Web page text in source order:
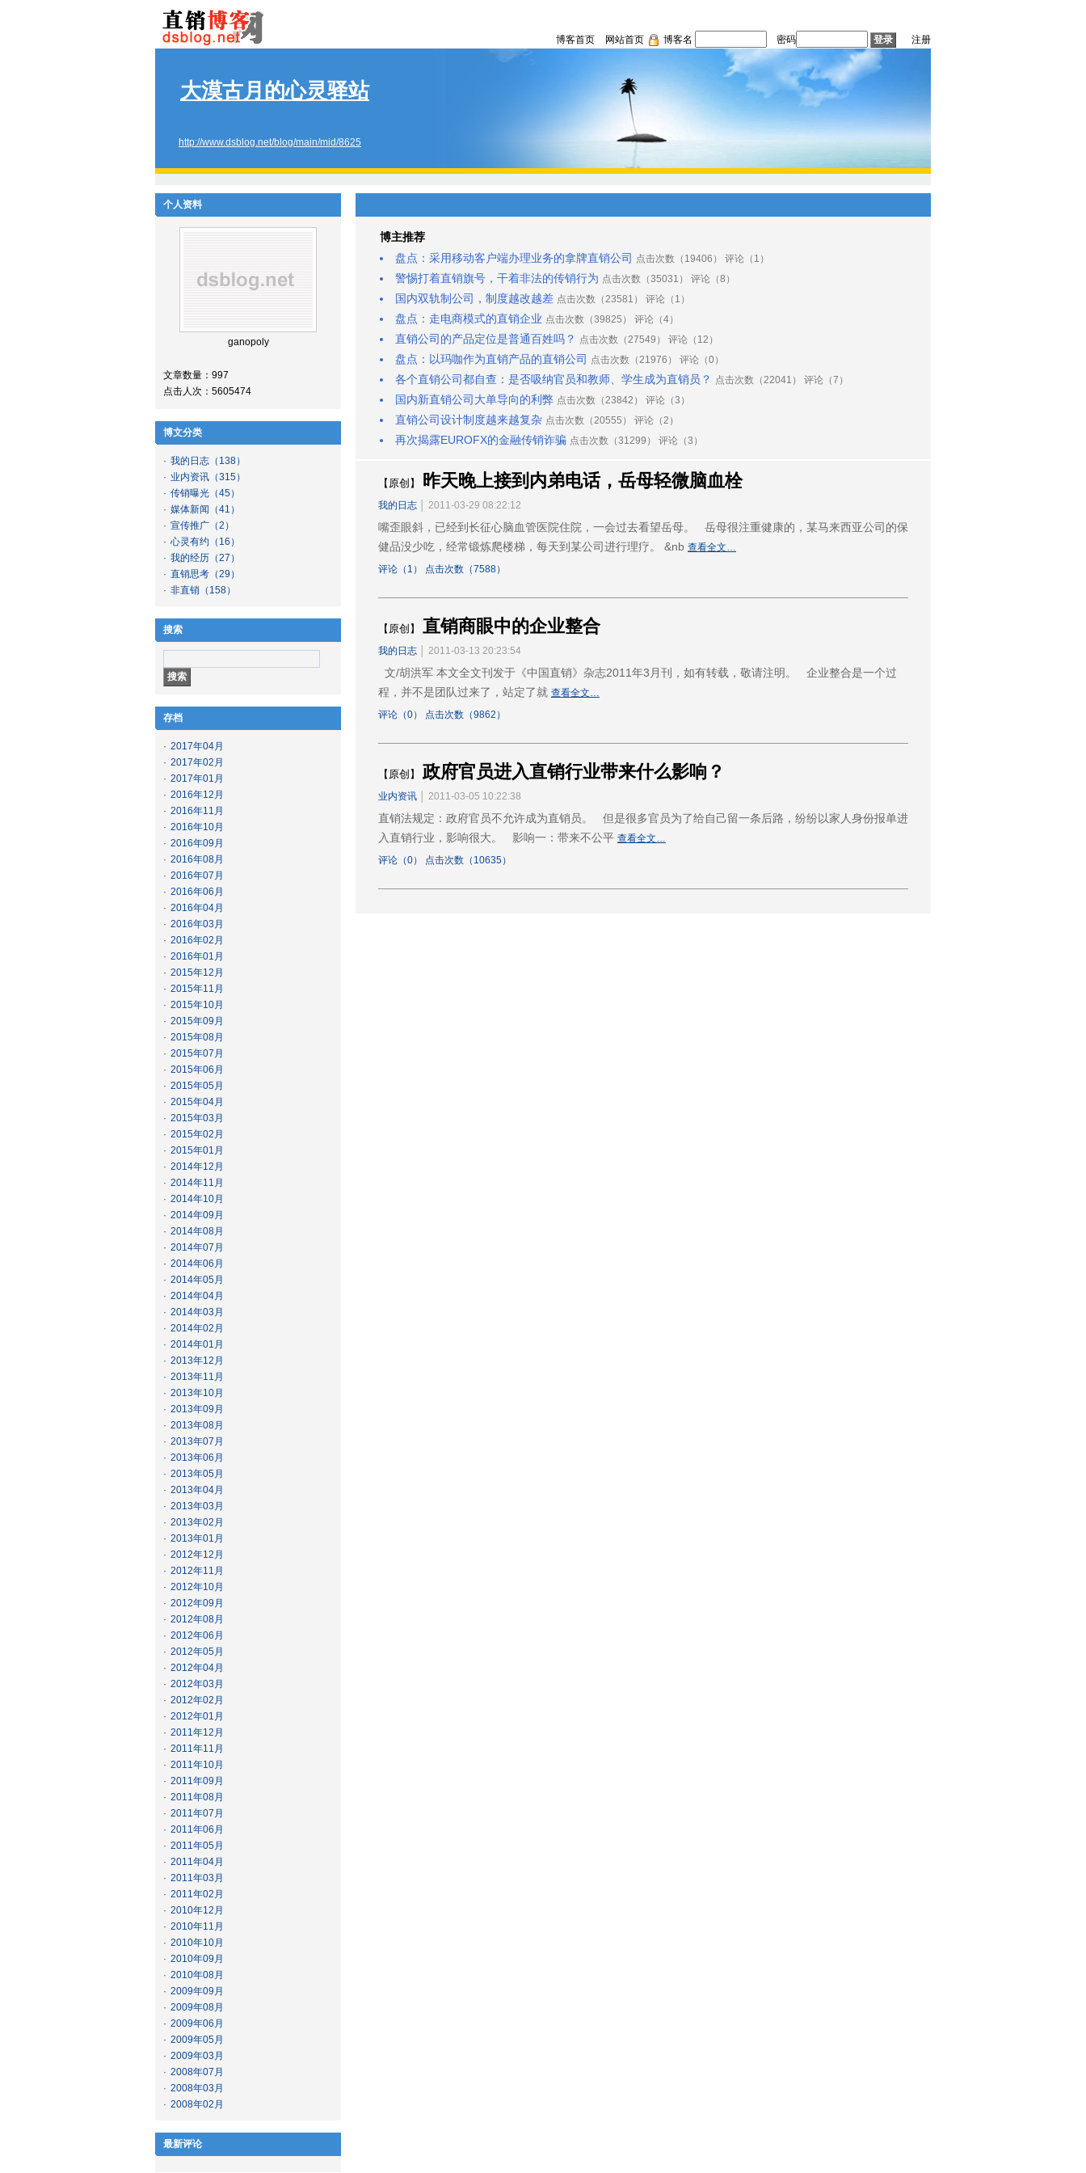
博客首页 网站首页 博客名 密码 注册
大漠古月的心灵驿站
http://www.dsblog.net/blog/main/mid/8625
个人资料
ganopoly
文章数量：997
点击人次：5605474
博文分类
· 我的日志 （138）
· 业内资讯 （315）
· 传销曝光 （45）
· 媒体新闻 （41）
· 宣传推广 （2）
· 心灵有约 （16）
· 我的经历 （27）
· 直销思考 （29）
· 非直销 （158）
搜索
存档
· 2017年04月
· 2017年02月
· 2017年01月
· 2016年12月
· 2016年11月
· 2016年10月
· 2016年09月
· 2016年08月
· 2016年07月
· 2016年06月
· 2016年04月
· 2016年03月
· 2016年02月
· 2016年01月
· 2015年12月
· 2015年11月
· 2015年10月
· 2015年09月
· 2015年08月
· 2015年07月
· 2015年06月
· 2015年05月
· 2015年04月
· 2015年03月
· 2015年02月
· 2015年01月
· 2014年12月
· 2014年11月
· 2014年10月
· 2014年09月
· 2014年08月
· 2014年07月
· 2014年06月
· 2014年05月
· 2014年04月
· 2014年03月
· 2014年02月
· 2014年01月
· 2013年12月
· 2013年11月
· 2013年10月
· 2013年09月
· 2013年08月
· 2013年07月
· 2013年06月
· 2013年05月
· 2013年04月
· 2013年03月
· 2013年02月
· 2013年01月
· 2012年12月
· 2012年11月
· 2012年10月
· 2012年09月
· 2012年08月
· 2012年06月
· 2012年05月
· 2012年04月
· 2012年03月
· 2012年02月
· 2012年01月
· 2011年12月
· 2011年11月
· 2011年10月
· 2011年09月
· 2011年08月
· 2011年07月
· 2011年06月
· 2011年05月
· 2011年04月
· 2011年03月
· 2011年02月
· 2010年12月
· 2010年11月
· 2010年10月
· 2010年09月
· 2010年08月
· 2009年09月
· 2009年08月
· 2009年06月
· 2009年05月
· 2009年03月
· 2008年07月
· 2008年03月
· 2008年02月
最新评论
博主推荐
盘点：采用移动客户端办理业务的拿牌直销公司 点击次数（19406） 评论（1）
警惕打着直销旗号，干着非法的传销行为 点击次数（35031） 评论（8）
国内双轨制公司，制度越改越差 点击次数（23581） 评论（1）
盘点：走电商模式的直销企业 点击次数（39825） 评论（4）
直销公司的产品定位是普通百姓吗？ 点击次数（27549） 评论（12）
盘点：以玛咖作为直销产品的直销公司 点击次数（21976） 评论（0）
各个直销公司都自查：是否吸纳官员和教师、学生成为直销员？ 点击次数（22041） 评论（7）
国内新直销公司大单导向的利弊 点击次数（23842） 评论（3）
直销公司设计制度越来越复杂 点击次数（20555） 评论（2）
再次揭露EUROFX的金融传销诈骗 点击次数（31299） 评论（3）
【原创】 昨天晚上接到内弟电话，岳母轻微脑血栓
我的日志 │ 2011-03-29 08:22:12
嘴歪眼斜，已经到长征心脑血管医院住院，一会过去看望岳母。 岳母很注重健康的，某马来西亚公司的保
健品没少吃，经常锻炼爬楼梯，每天到某公司进行理疗。 &nb 查看全文…
评论（1） 点击次数（7588）
【原创】 直销商眼中的企业整合
我的日志 │ 2011-03-13 20:23:54
文/胡洪军 本文全文刊发于《中国直销》杂志2011年3月刊，如有转载，敬请注明。 企业整合是一个过
程，并不是团队过来了，站定了就 查看全文…
评论（0） 点击次数（9862）
【原创】 政府官员进入直销行业带来什么影响？
业内资讯 │ 2011-03-05 10:22:38
直销法规定：政府官员不允许成为直销员。 但是很多官员为了给自己留一条后路，纷纷以家人身份报单进
入直销行业，影响很大。 影响一：带来不公平 查看全文…
评论（0） 点击次数（10635）